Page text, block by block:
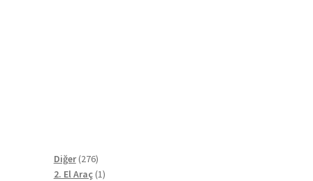
Diğer 276276
ürün
2. El Araç 11